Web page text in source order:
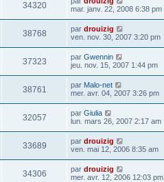
34320
mar. janv. 22, 2008 6:38 pm
38768 par drouizig
ven. nov. 30, 2007 3:20 pm
37323 par Gwennin
jeu. nov. 15, 2007 1:44 pm
38761 par Malo-net
mer. avr. 04, 2007 3:26 pm
32057 par Giulia
lun. mars 26, 2007 2:17 am
33689 par drouizig
ven. mai 12, 2006 8:35 am
34306 par drouizig
mer. avr. 12, 2006 12:03 pm